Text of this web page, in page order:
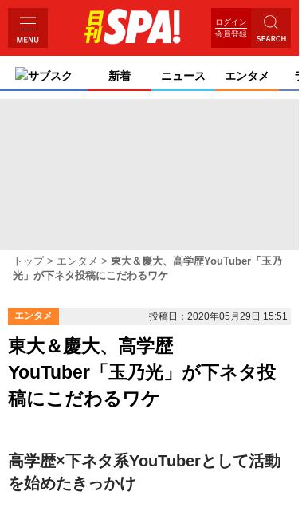
ログイン
会員登録
サブスク 新着 ニュース エンタメ
トップ エンタメ
東大＆慶大、高学歴YouTuber「玉乃
光」が下ネタ投稿にこだわるワケ
エンタメ 投稿日：2020年05月29日 15:51
東大＆慶大、高学歴
YouTuber「玉乃光」が下ネタ投
稿にこだわるワケ
高学歴×下ネタ系YouTuberとして活動
を始めたきっかけ